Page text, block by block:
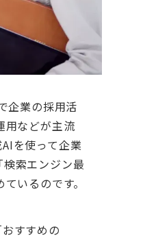
企業の採用活
用などが主流
を使って企業
索エンジン最
いるのです。
すすめの